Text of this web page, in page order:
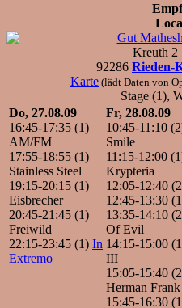
Gut
Kreuth 2
92286 Rieden-
Karte (lädt Daten von
Stage (1),
Do, 27.08.09
16:45-17:35 (1)
AM/FM
17:55-18:55 (1)
Stainless Steel
19:15-20:15 (1)
Eisbrecher
20:45-21:45 (1)
Freiwild
22:15-23:45 (1) In
Extremo
Fr, 28.08.09
10:45-11:10
Smile
11:15-12:00
Krypteria
12:05-12:40
12:45-13:30
13:35-14:10
Of Evil
14:15-15:00
III
15:05-15:40
Herman
15:45-16:30